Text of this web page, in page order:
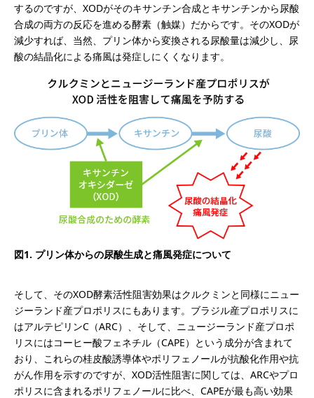
するのですが、XODがそのキサンチン合成とキサンチンから尿酸
合成の両方の反応を進める酵素（触媒）だからです。そのXODが
減少すれば、当然、プリン体から変換される尿酸量は減少し、尿
酸の結晶化による痛風は発症しにくくなります。
図1. プリン体からの尿酸生成と痛風発症について
そして、そのXOD酵素活性阻害効果はクルクミンと同様にニュー
ジーランド産プロポリスにもあります。ブラジル産プロポリスに
はアルテピリンC（ARC）、そして、ニュージーランド産プロポ
リスにはコーヒー酸フェネチル（CAPE）という成分が含まれて
おり、これらの桂皮酸誘導体やポリフェノールが抗酸化作用や抗
がん作用を示すのですが、XOD活性阻害に関しては、ARCやプロ
ポリスに含まれるポリフェノールに比べ、CAPEが最も高い効果